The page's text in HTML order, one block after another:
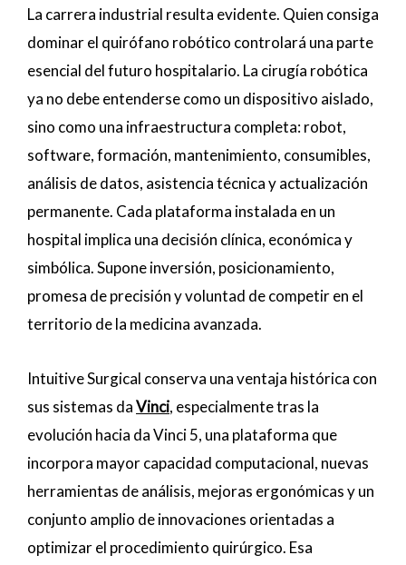
La carrera industrial resulta evidente. Quien consiga
dominar el quirófano robótico controlará una parte
esencial del futuro hospitalario. La cirugía robótica
ya no debe entenderse como un dispositivo aislado,
sino como una infraestructura completa: robot,
software, formación, mantenimiento, consumibles,
análisis de datos, asistencia técnica y actualización
permanente. Cada plataforma instalada en un
hospital implica una decisión clínica, económica y
simbólica. Supone inversión, posicionamiento,
promesa de precisión y voluntad de competir en el
territorio de la medicina avanzada.
Intuitive Surgical conserva una ventaja histórica con
sus sistemas daVinci, especialmente tras la
evolución hacia da Vinci 5, una plataforma que
incorpora mayor capacidad computacional, nuevas
herramientas de análisis, mejoras ergonómicas y un
conjunto amplio de innovaciones orientadas a
optimizar el procedimiento quirúrgico. Esa